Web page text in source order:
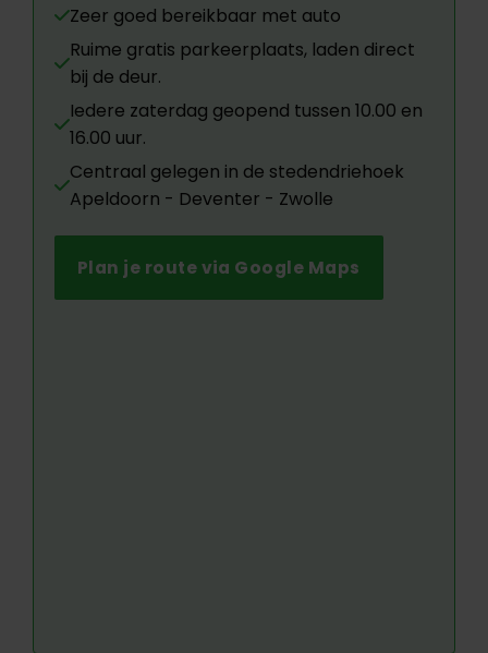
Zeer goed bereikbaar met auto
Ruime gratis parkeerplaats, laden direct
bij de deur.
Iedere zaterdag geopend tussen 10.00 en
16.00 uur.
Centraal gelegen in de stedendriehoek
Apeldoorn - Deventer - Zwolle
Plan je route via Google Maps